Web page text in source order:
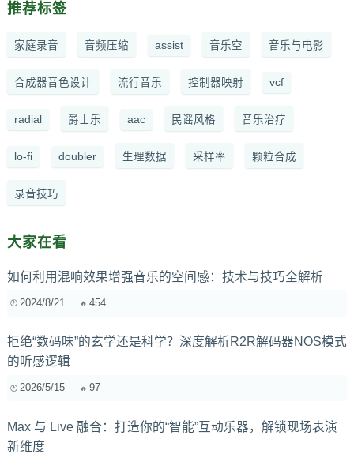
推荐标签
家庭录音 音频压缩 assist 音乐空 音乐与电影
合成器音色设计 流行音乐 控制器映射 vcf
radial 爵士乐 aac 民谣风格 音乐治疗
lo-fi doubler 生理数据 采样率 颗粒合成
录音技巧
大家在看
如何利用混响效果增强音乐的空间感：技术与技巧全解析
2024/8/21 454
拒绝“数码味”的玄学还是科学？深度解析R2R解码器NOS模式
的听感逻辑
2026/5/15 97
Max 与 Live 融合：打造你的“智能”互动乐器，解锁现场表演
新维度